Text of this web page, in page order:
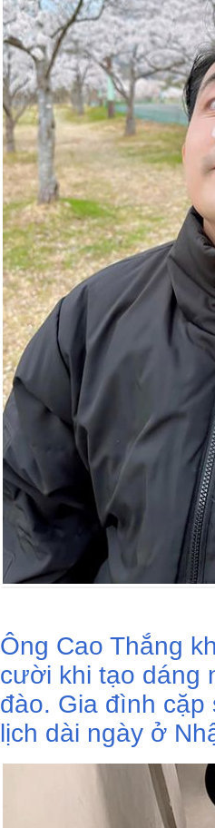
Ông Cao Thắng
cười khi tạo dáng
đào. Gia đình cặp
lịch dài ngày ở